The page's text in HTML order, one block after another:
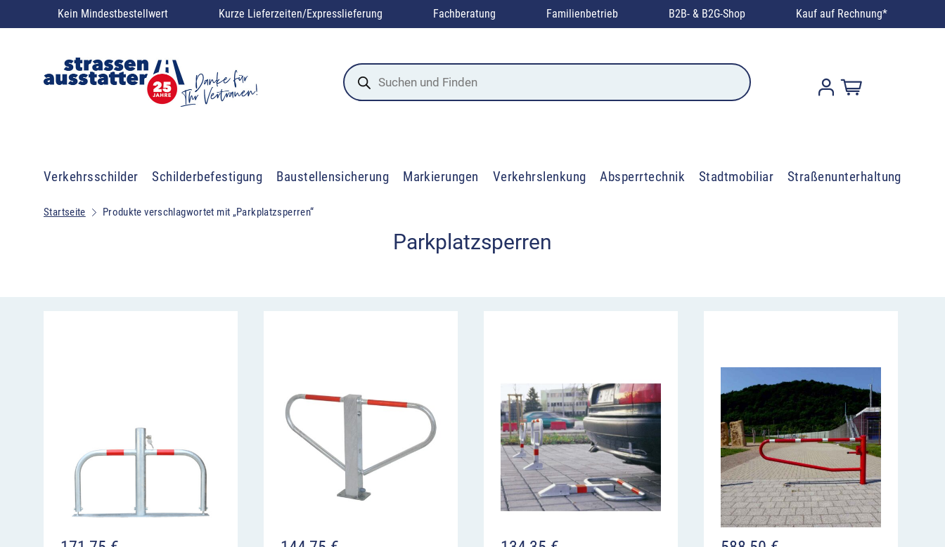
Kein Mindestbestellwert Kurze Lieferzeiten/Expresslieferung Fachberatung Familienbetrieb B2B- & B2G-Shop Kauf auf Rechnung*
Products
search
Verkehrsschilder Schilderbefestigung Baustellensicherung Markierungen Verkehrslenkung Absperrtechnik Stadtmobiliar Straßenunterhaltung
Startseite Produkte verschlagwortet mit „Parkplatzsperren“
Parkplatzsperren